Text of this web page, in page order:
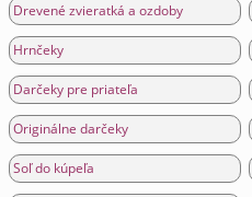
Drevené zvieratká a ozdoby
Hrnčeky
Darčeky pre priateľa
Originálne darčeky
Soľ do kúpeľa